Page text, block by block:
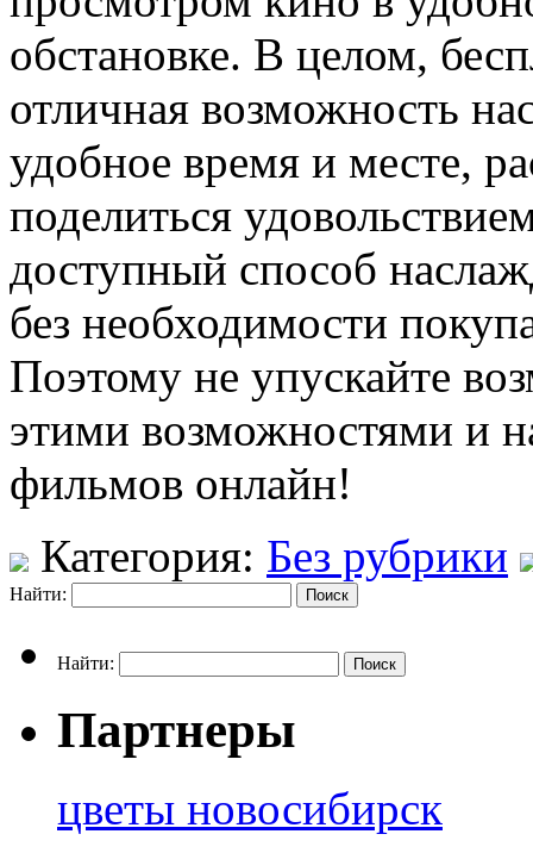
обстановке. В целом,
отличная возможность
удобное время и месте,
поделиться
доступный способ
без необходимости
Поэтому не упускайте
этими возможностями и
фильмов онлайн!
Категория: Без рубрики
Найти:
Найти:
Партнеры
цветы новосибирск